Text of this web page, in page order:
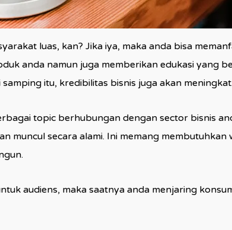
luas, kan? Jika iya, maka anda bisa
anda namun juga memberikan edukasi yang
itu, kredibilitas bisnis juga akan meningkat.
topic berhubungan dengan sector bisnis
muncul secara alami. Ini memang
audiens, maka saatnya anda menjaring